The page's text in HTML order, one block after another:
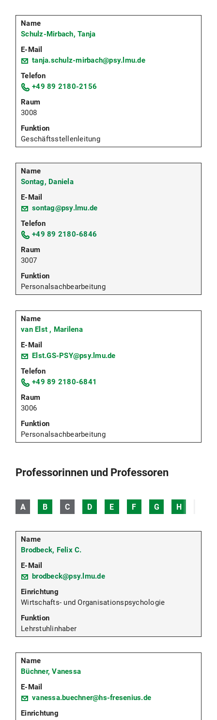
Schulz-Mirbach, Tanja
tanja.schulz-mirbach@psy.lmu.de
+49 89 2180-2156
3008
Geschäftsstellenleitung
Sontag, Daniela
sontag@psy.lmu.de
+49 89 2180-6846
3007
Personalsachbearbeitung
van Elst , Marilena
Elst.GS-PSY@psy.lmu.de
+49 89 2180-6841
3006
Personalsachbearbeitung
Professorinnen und Professoren
A B C D E F G H
Brodbeck, Felix C.
brodbeck@psy.lmu.de
Wirtschafts- und Organisationspsychologie
Lehrstuhlinhaber
Büchner, Vanessa
vanessa.buechner@hs-fresenius.de